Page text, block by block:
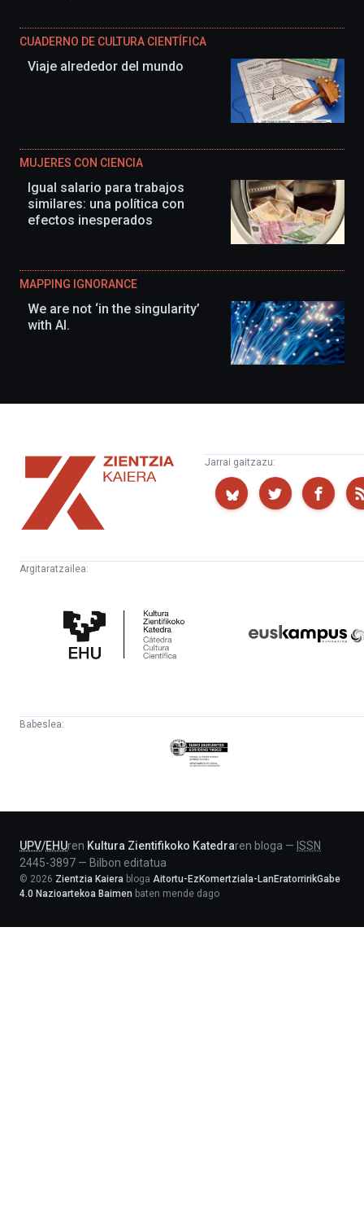
CUADERNO DE CULTURA CIENTÍFICA
Viaje alrededor del mundo
MUJERES CON CIENCIA
Igual salario para trabajos
similares: una política con
efectos inesperados
MAPPING IGNORANCE
We are not ‘in the singularity’
with AI.
Zientzia
Kaiera
Jarrai gaitzazu:
Argitaratzailea:
Zientifikoko
Katedra
Babeslea:
Eusko
Jaurlaritza
UPV/EHUren Kultura Zientifikoko Katedraren bloga — ISSN
2445-3897 — Bilbon editatua
© 2026 Zientzia Kaiera bloga Aitortu-EzKomertziala-LanEratorririkGabe
4.0 Nazioartekoa Baimen baten mende dago